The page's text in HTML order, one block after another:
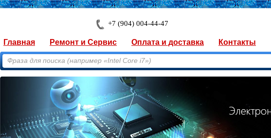
+7 (904) 004-44-47
Главная Ремонт и Сервис Оплата и доставка Контакты